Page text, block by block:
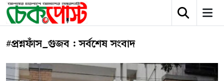
#প্রশ্নফাঁস_গুজব : সর্বশেষ সংবাদ